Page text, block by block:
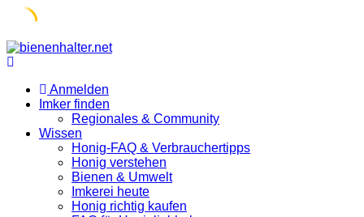
Skip
to
Anmelden
Imker finden
Regionales & Community
Wissen
Honig-FAQ & Verbrauchertipps
Honig verstehen
Bienen & Umwelt
Imkerei heute
Honig richtig kaufen